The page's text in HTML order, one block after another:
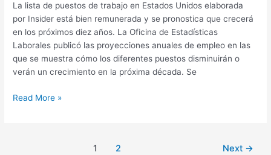
La lista de puestos de trabajo en Estados Unidos elaborada
por Insider está bien remunerada y se pronostica que crecerá
en los próximos diez años. La Oficina de Estadísticas
Laborales publicó las proyecciones anuales de empleo en las
que se muestra cómo los diferentes puestos disminuirán o
verán un crecimiento en la próxima década. Se
Read More »
1 2 Next →